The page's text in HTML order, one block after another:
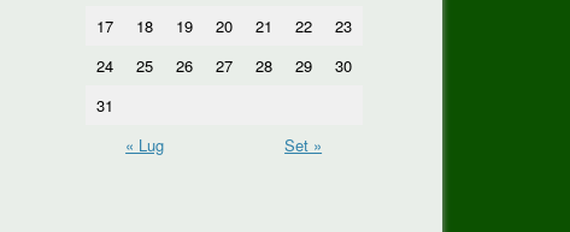
17
18 19 20 21 22
23
24
25 26 27 28 29
30
31
« Lug
Set »